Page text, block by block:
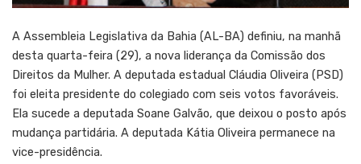
A Assembleia Legislativa da Bahia (AL-BA) definiu, na manhã
desta quarta-feira (29), a nova liderança da Comissão dos
Direitos da Mulher. A deputada estadual Cláudia Oliveira (PSD)
foi eleita presidente do colegiado com seis votos favoráveis.
Ela sucede a deputada Soane Galvão, que deixou o posto após
mudança partidária. A deputada Kátia Oliveira permanece na
vice-presidência.